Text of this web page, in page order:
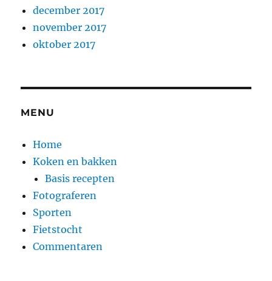
december 2017
november 2017
oktober 2017
MENU
Home
Koken en bakken
Basis recepten
Fotograferen
Sporten
Fietstocht
Commentaren